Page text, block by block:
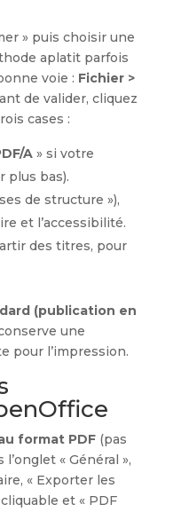
» puis choisir une
aplatit parfois
voie : Fichier >
de valider, cliquez
cases :
A» si votre
plus bas).
de structure »),
et l’accessibilité.
des titres, pour
(publication en
une
pour l’impression.
format PDF(pas
« Général »,
« Exporter les
et « PDF